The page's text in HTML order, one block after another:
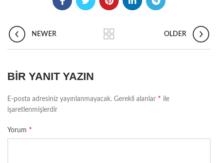
NEWER OLDER
BIR YANIT YAZIN
E-posta adresiniz yayınlanmayacak. Gerekli alanlar * ile
işaretlenmişlerdir
Yorum *